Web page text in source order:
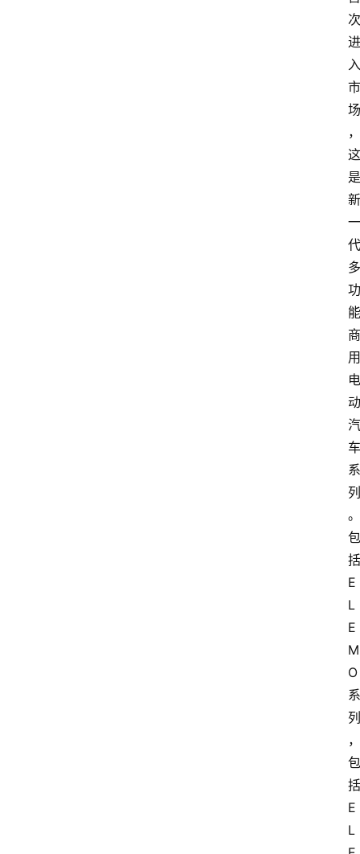
次
进
入
市
场
，
这
是
新
一
代
多
功
能
商
用
电
动
汽
车
系
列
。
包
括
E
L
E
M
O
系
列
，
包
括
E
L